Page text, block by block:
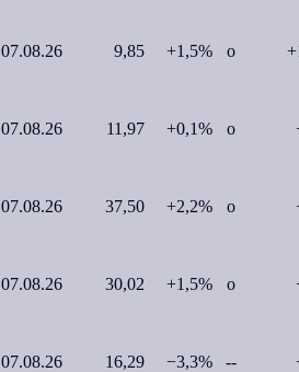
07.08.26 9,85 +1,5% o
07.08.26 11,97 +0,1% o
07.08.26 37,50 +2,2% o
07.08.26 30,02 +1,5% o
07.08.26 16,29 −3,3% --